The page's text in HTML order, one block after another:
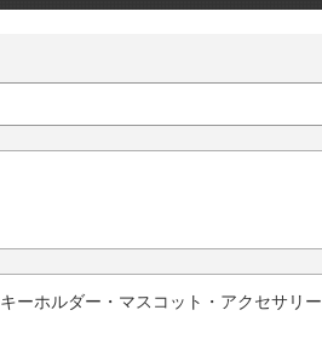
キーホルダー・マスコット・アクセサリー